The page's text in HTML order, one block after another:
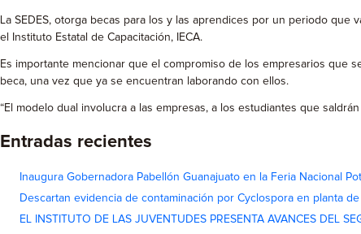
La SEDES, otorga becas para los y las aprendices por un periodo
el Instituto Estatal de Capacitación, IECA.
Es importante mencionar que el compromiso de los empresarios que
beca, una vez que ya se encuentran laborando con ellos.
“El modelo dual involucra a las empresas, a los estudiantes que
Entradas recientes
Inaugura Gobernadora Pabellón Guanajuato en la Feria Nacional
Descartan evidencia de contaminación por Cyclospora en planta
EL INSTITUTO DE LAS JUVENTUDES PRESENTA AVANCES DEL